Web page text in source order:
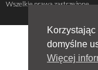
Wszelkie prawa zastrzeżone
domyślne
Więcej